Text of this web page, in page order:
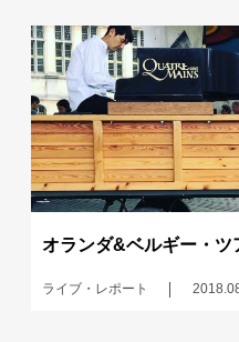
オランダ&ベルギー・ツ
ライブ・レポート